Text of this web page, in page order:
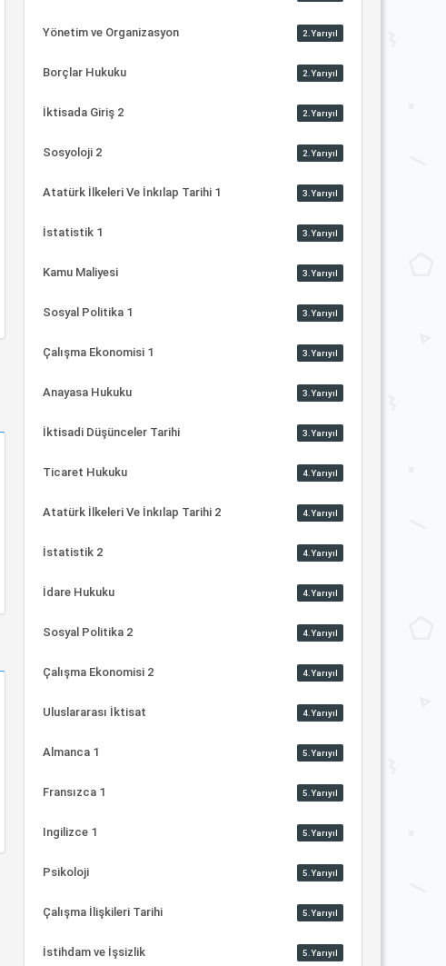
Yönetim ve Organizasyon 2.Yarıyıl
Borçlar Hukuku 2.Yarıyıl
İktisada Giriş 2 2.Yarıyıl
Sosyoloji 2 2.Yarıyıl
Atatürk İlkeleri Ve İnkılap Tarihi 1 3.Yarıyıl
İstatistik 1 3.Yarıyıl
Kamu Maliyesi 3.Yarıyıl
Sosyal Politika 1 3.Yarıyıl
Çalışma Ekonomisi 1 3.Yarıyıl
Anayasa Hukuku 3.Yarıyıl
İktisadi Düşünceler Tarihi 3.Yarıyıl
Ticaret Hukuku 4.Yarıyıl
Atatürk İlkeleri Ve İnkılap Tarihi 2 4.Yarıyıl
İstatistik 2 4.Yarıyıl
İdare Hukuku 4.Yarıyıl
Sosyal Politika 2 4.Yarıyıl
Çalışma Ekonomisi 2 4.Yarıyıl
Uluslararası İktisat 4.Yarıyıl
Almanca 1 5.Yarıyıl
Fransızca 1 5.Yarıyıl
Ingilizce 1 5.Yarıyıl
Psikoloji 5.Yarıyıl
Çalışma İlişkileri Tarihi 5.Yarıyıl
İstihdam ve İşsizlik 5.Yarıyıl